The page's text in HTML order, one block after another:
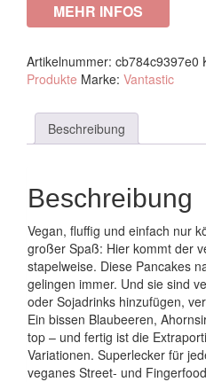
MEHR INFOS
Artikelnummer: cb784c9397e0
Produkte Marke: Vantastic
Beschreibung
Beschreibung
Vegan, fluffig und einfach nur
großer Spaß: Hier kommt der
stapelweise. Diese Pancakes
gelingen immer. Und sie sind
oder Sojadrinks hinzufügen,
Ein bissen Blaubeeren,
top – und fertig ist die
Variationen. Superlecker für
veganes Street- und